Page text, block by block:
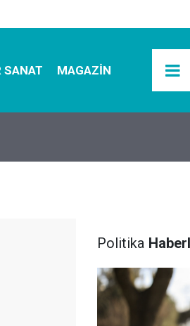
SANAT MAGAZIN
Ambalaj
Politika